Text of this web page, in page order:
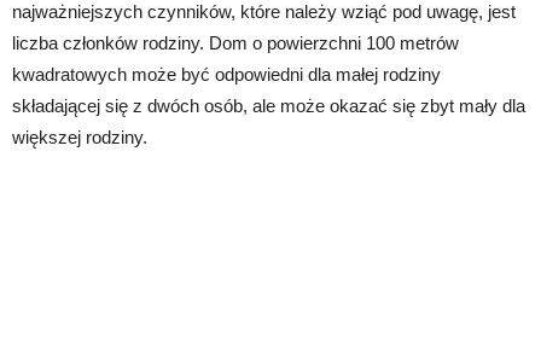
najważniejszych czynników, które należy wziąć pod uwagę, jest
liczba członków rodziny. Dom o powierzchni 100 metrów
kwadratowych może być odpowiedni dla małej rodziny
składającej się z dwóch osób, ale może okazać się zbyt mały dla
większej rodziny.